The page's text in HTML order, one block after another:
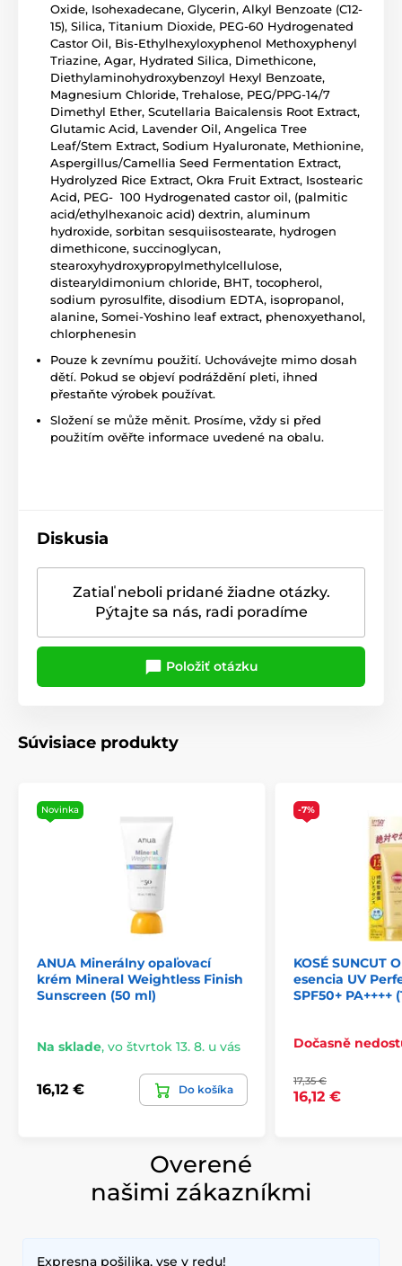
Oxide, Isohexadecane, Glycerin, Alkyl Benzoate (C12-
15), Silica, Titanium Dioxide, PEG-60 Hydrogenated
Castor Oil, Bis-Ethylhexyloxyphenol Methoxyphenyl
Triazine, Agar, Hydrated Silica, Dimethicone,
Diethylaminohydroxybenzoyl Hexyl Benzoate,
Magnesium Chloride, Trehalose, PEG/PPG-14/7
Dimethyl Ether, Scutellaria Baicalensis Root Extract,
Glutamic Acid, Lavender Oil, Angelica Tree
Leaf/Stem Extract, Sodium Hyaluronate, Methionine,
Aspergillus/Camellia Seed Fermentation Extract,
Hydrolyzed Rice Extract, Okra Fruit Extract, Isostearic
Acid, PEG- 100 Hydrogenated castor oil, (palmitic
acid/ethylhexanoic acid) dextrin, aluminum
hydroxide, sorbitan sesquiisostearate, hydrogen
dimethicone, succinoglycan,
stearoxyhydroxypropylmethylcellulose,
distearyldimonium chloride, BHT, tocopherol,
sodium pyrosulfite, disodium EDTA, isopropanol,
alanine, Somei-Yoshino leaf extract, phenoxyethanol,
chlorphenesin
Pouze k zevnímu použití. Uchovávejte mimo dosah
dětí. Pokud se objeví podráždění pleti, ihned
přestaňte výrobek používat.
Složení se může měnit. Prosíme, vždy si před
použitím ověřte informace uvedené na obalu.
Diskusia
Zatiaľ neboli pridané žiadne otázky.
Pýtajte sa nás, radi poradíme
Položiť otázku
Súvisiace produkty
Novinka
ANUA Minerálny opaľovací
krém Mineral Weightless Finish
Sunscreen (50 ml)
Na sklade, vo štvrtok 13. 8. u vás
16,12 € Do košíka
-7%
KOSÉ SUNCUT
esencia UV
SPF50+ PA++++
Dočasně
17,35 €
16,12 €
Overené
našimi zákazníkmi
Expresna pošiljka, vse v redu!